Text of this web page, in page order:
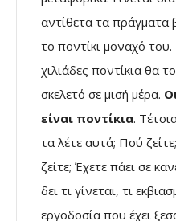
αντίθετα τα πράγματα
το ποντίκι μοναχό
χιλιάδες ποντίκια θα
σκελετό σε μισή μέρα.
είναι ποντίκια.
τα λέτε αυτά; Πού
ζείτε; Έχετε πάει σε
δει τι γίνεται, τι
εργοδοσία που έχει